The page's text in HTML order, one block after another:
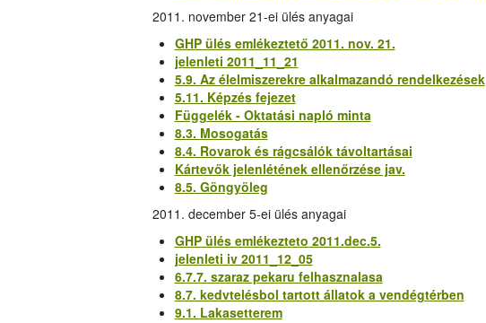
2011. november 21-ei ülés anyagai
GHP ülés emlékeztető 2011. nov. 21.
jelenleti 2011_11_21
5.9. Az élelmiszerekre alkalmazandó rendelkezések
5.11. Képzés fejezet
Függelék - Oktatási napló minta
8.3. Mosogatás
8.4. Rovarok és rágcsálók távoltartásai
Kártevők jelenlétének ellenőrzése jav.
8.5. Göngyöleg
2011. december 5-ei ülés anyagai
GHP ülés emlékezteto 2011.dec.5.
jelenleti iv 2011_12_05
6.7.7. szaraz pekaru felhasznalasa
8.7. kedvtelésbol tartott állatok a vendégtérben
9.1. Lakasetterem